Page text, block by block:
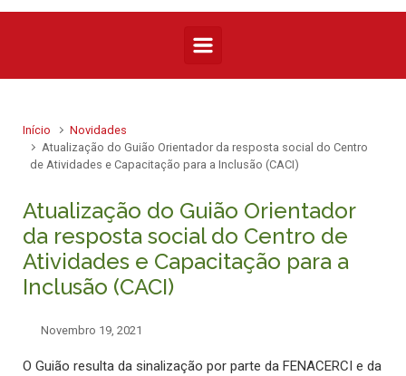
Início
Novidades
Atualização do Guião Orientador da resposta social do Centro
de Atividades e Capacitação para a Inclusão (CACI)
Atualização do Guião Orientador
da resposta social do Centro de
Atividades e Capacitação para a
Inclusão (CACI)
Novembro 19, 2021
O Guião resulta da sinalização por parte da FENACERCI e da